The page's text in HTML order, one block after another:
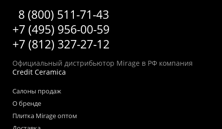
8 (800) 511-71-43
+7 (495) 956-00-59
+7 (812) 327-27-12
Официальный дистрибьютор Mirage в РФ компания
Credit Ceramica
Салоны продаж
О бренде
Плитка Mirage оптом